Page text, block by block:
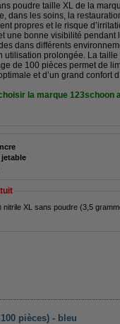
poudre taille XL de la
dans les soins, la
propres et le risque
une bonne visibilité
dans différents
utilisation prolongée. La
de 100 pièces permet de
et d’un grand confort
la marque 123schoon
XL sans poudre (3,5
pièces) - bleu